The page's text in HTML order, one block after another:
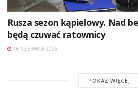
Rusza sezon kąpielowy. Nad
będą czuwać ratownicy
16 CZERWCA 2026
POKAŻ WIĘCEJ